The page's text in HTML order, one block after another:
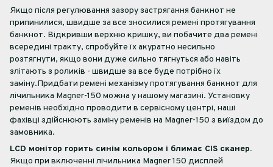
Якщо після регулювання зазору застрягання банкнот не
припинилися, швидше за все зносилися ремені протягування
банкнот. Відкривши верхню кришку, ви побачите два ремені
всередині тракту, спробуйте їх акуратно несильно
розтягнути, якщо вони дуже сильно тягнуться або навіть
злітають з роликів - швидше за все буде потрібно їх
заміну.Придбати ремені механізму протягування банкнот для
лічильника Magner-150 можна у нашому магазині. Установку
ременів необхідно проводити в сервісному центрі, наші
фахівці здійснюють заміну ременів на Magner-150 з виїздом до
замовника.
LCD монітор горить синім кольором і блимає CIS сканер.
Якщо при включенні лічильника Magner 150 дисплей